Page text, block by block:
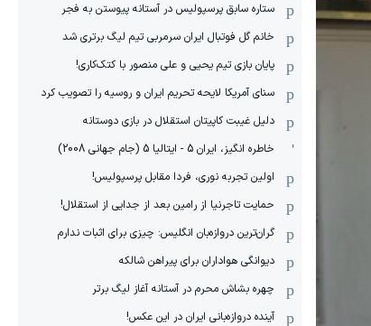
ستاره سابق پرسپولیس در آستانه پیوستن به فجر
خانم گل فوتبال ایران سرمربی تیم لیگ برتری شد
پایان بازی تیم یحیی و علی منصور با کتک‌کاری!
سنای آمریکا لایحه تحریم ایران و روسیه را تصویب کرد
دلیل غیبت کاپیتان استقلال در بازی دوستانه
خاطره انگیز، ایران 5 - ایتالیا 5 (جام جهانی 2008)
اولین تجربه نوری، فردا مقابل پرسپولیس!
حمایت تاجرنیا از رامین بعد از جدایی از استقلال!
گران‌ترین دروازه‌بان انگلیس: چیزی برای اثبات ندارم
دیوانگی هواداران برای پیراهن شالکه
چهره بشاش محرم در آستانه آغاز لیگ برتر
آینده دروازه‌بانی ایران در این عکس!